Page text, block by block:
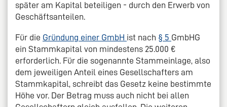
später am Kapital beteiligen - durch den Erwerb von
Geschäftsanteilen.
Für die Gründung einer GmbH ist nach § 5 GmbHG
ein Stammkapital von mindestens 25.000 €
erforderlich. Für die sogenannte Stammeinlage, also
dem jeweiligen Anteil eines Gesellschafters am
Stammkapital, schreibt das Gesetz keine bestimmte
Höhe vor. Der Betrag muss auch nicht bei allen